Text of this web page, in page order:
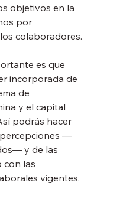
objetivos en la
por
colaboradores.
es que
incorporada de
de
y el capital
podrás hacer
—
y de las
con las
vigentes.